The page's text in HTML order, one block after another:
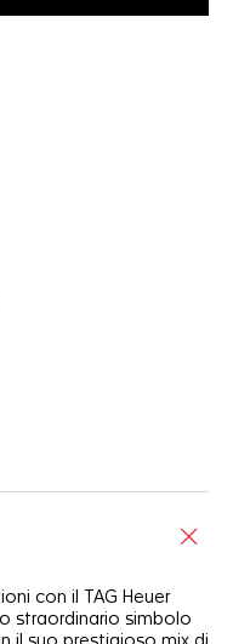
con il TAG Heuer
straordinario simbolo